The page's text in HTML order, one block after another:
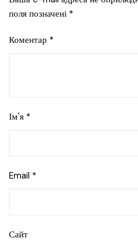
поля позначені *
Коментар *
Ім'я *
Email *
Сайт